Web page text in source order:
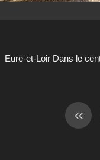
Eure-et-Loir Dans le